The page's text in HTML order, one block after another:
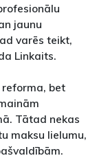
jaunu
varēs teikt,
Linkaits.
bet
Tātad nekas
maksu lielumu,